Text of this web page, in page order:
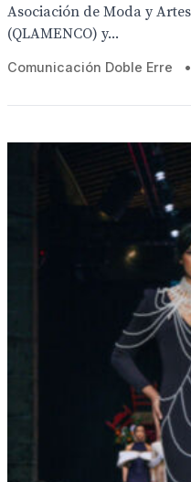
Asociación de Moda y
(QLAMENCO) y...
Comunicación Doble Erre •